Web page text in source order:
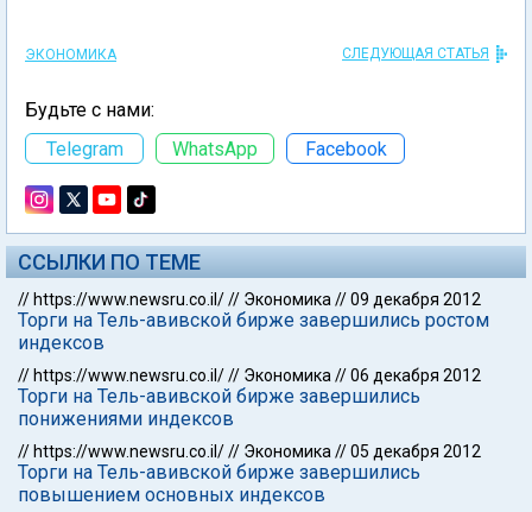
ЭКОНОМИКА СЛЕДУЮЩАЯ СТАТЬЯ
Будьте с нами:
Telegram
WhatsApp Facebook
ССЫЛКИ ПО ТЕМЕ
// https://www.newsru.co.il/// Экономика //09 декабря 2012
Торги на Тель-авивской бирже завершились ростом
индексов
// https://www.newsru.co.il/// Экономика //06 декабря 2012
Торги на Тель-авивской бирже завершились
понижениями индексов
// https://www.newsru.co.il/// Экономика //05 декабря 2012
Торги на Тель-авивской бирже завершились
повышением основных индексов